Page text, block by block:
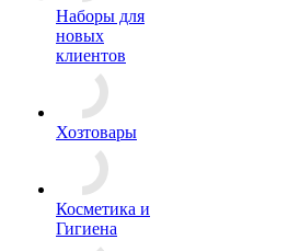
Наборы для
новых
клиентов
Хозтовары
Косметика и
Гигиена